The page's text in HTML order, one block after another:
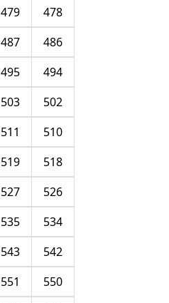
478
479
486
487
494
495
502
503
510
511
518
519
526
527
534
535
542
543
550
551